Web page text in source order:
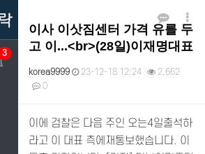
3
이사 이삿짐센터 가격 유를 두
고 이...<br>(28일)이재명대표
korea9999 23-12-18 12:24
2,662
0
본문
이에 검찰은 다음 주인 오는4일출석하
라고 이 대표 측에재통보했습니다. 이